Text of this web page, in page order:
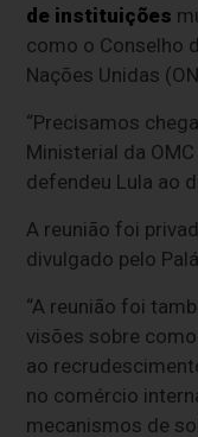
de instituições
como o Conselho
Nações Unidas
“Precisamos
Ministerial da
defendeu Lula ao
A reunião foi
divulgado pelo
“A reunião foi
visões sobre
ao
no comércio
mecanismos de